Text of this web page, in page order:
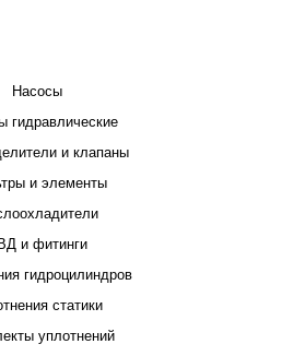
Насосы
гидравлические
и клапаны
и элементы
и фитинги
гидроцилиндров
статики
уплотнений